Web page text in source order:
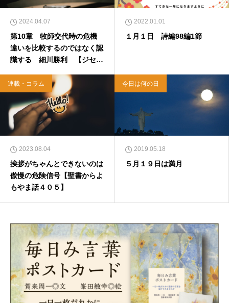
2024.04.07
第10章 牧師交代時の危機
違いを比較するのではなく認
識する 細川勝利 【ジセダ
2022.01.01
１月１日 詩編98編1節
連載・コラム
2023.08.04
挨拶がちゃんとできないのは
傲慢の危険信号【聖書からよ
もやま話４０５】
今日は何の日
2019.05.18
５月１９日は満月